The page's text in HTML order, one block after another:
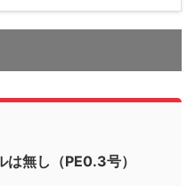
は無し（PE0.3号）